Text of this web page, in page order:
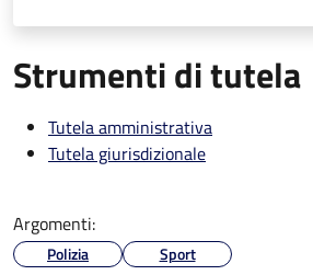
Strumenti di tutela
Tutela amministrativa
Tutela giurisdizionale
Argomenti:
Polizia Sport